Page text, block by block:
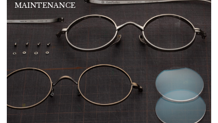
MAINTENANCE